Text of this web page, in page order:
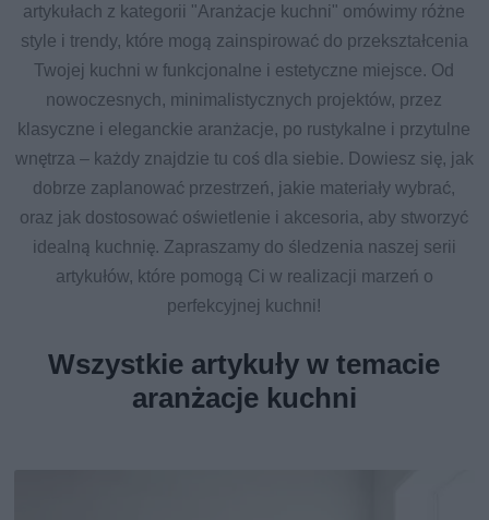
artykułach z kategorii "Aranżacje kuchni" omówimy różne
style i trendy, które mogą zainspirować do przekształcenia
Twojej kuchni w funkcjonalne i estetyczne miejsce. Od
nowoczesnych, minimalistycznych projektów, przez
klasyczne i eleganckie aranżacje, po rustykalne i przytulne
wnętrza – każdy znajdzie tu coś dla siebie. Dowiesz się, jak
dobrze zaplanować przestrzeń, jakie materiały wybrać,
oraz jak dostosować oświetlenie i akcesoria, aby stworzyć
idealną kuchnię. Zapraszamy do śledzenia naszej serii
artykułów, które pomogą Ci w realizacji marzeń o
perfekcyjnej kuchni!
Wszystkie artykuły w temacie
aranżacje kuchni